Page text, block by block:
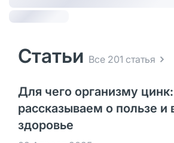
Статьи Все 201 статья
Для чего организму цинк:
рассказываем о пользе и
здоровье